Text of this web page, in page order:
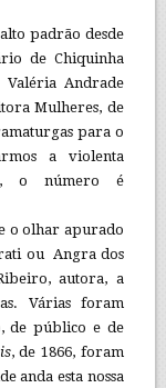
padrão desde
de Chiquinha
Valéria Andrade
Mulheres, de
para o
a violenta
o número é
o olhar apurado
ou Angra dos
autora, a
Várias foram
de público e de
, de 1866, foram
anda esta nossa